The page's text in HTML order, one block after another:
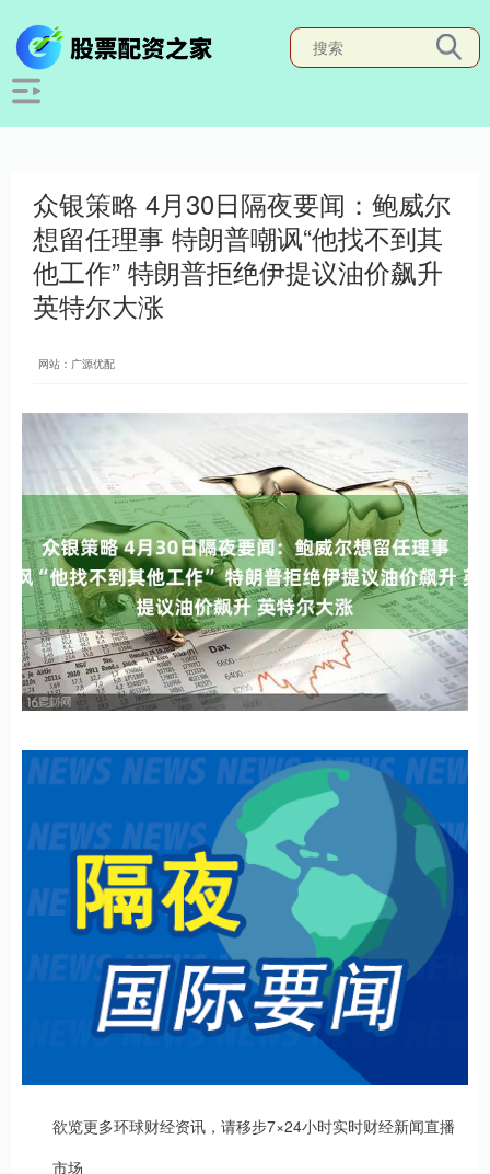
众银策略 4月30日隔夜要闻：鲍威尔
想留任理事 特朗普嘲讽“他找不到其
他工作” 特朗普拒绝伊提议油价飙升
英特尔大涨
网站：广源优配
欲览更多环球财经资讯，请移步7×24小时实时财经新闻直播
市场